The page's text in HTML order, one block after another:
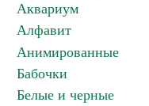
Аквариум
Алфавит
Анимированные
Бабочки
Белые и черные